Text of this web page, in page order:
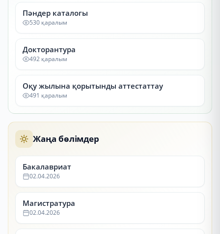
Пәндер каталогы
530 қаралым
Докторантура
492 қаралым
Оқу жылына қорытынды аттестаттау
491 қаралым
Жаңа бөлімдер
Бакалавриат
02.04.2026
Магистратура
02.04.2026